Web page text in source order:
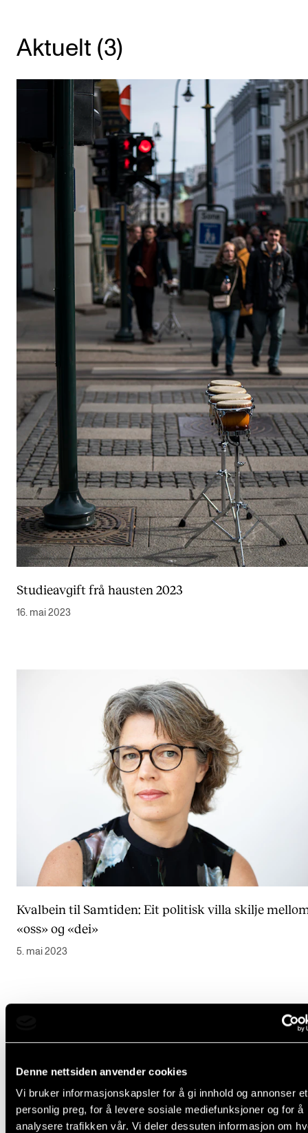
Denne nettsiden anvender cookies
Vi bruker informasjonskapsler for å gi innhold og annonser et
personlig preg, for å levere sosiale mediefunksjoner og for å
analysere trafikken vår. Vi deler dessuten informasjon om
Gjennomføre konserter og arrangementer
Plakat, program og markedsføring
Offentlige konserter
Interne konserter og arrangementer
Låne utstyr
PRAKTISK
Canvas
IT og digitale tjenester
Sibelius – Notation Software
Rom, bygg, saler og studio
Semesterregistrering
STUDENTLIV
Læringsressurser
Si ifra!
Betalte spilleoppdrag
Utveksling og reiser
Velferd og helse
Mangfold og likestilling
Arrangementer
Studentutvalet SUT
Hvem gjør hva i administrasjonen?
Aktuelt (3)
Studieavgift frå hausten 2023
16. mai 2023
Kvalbein til Samtiden: Eit politisk villa skilje
«oss» og «dei»
5. mai 2023